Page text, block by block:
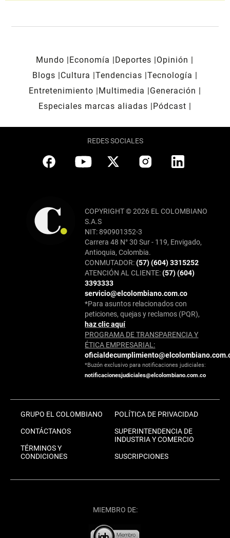
Mundo Economía Deportes
Opinión
Blogs
Cultura Tendencias Tecnología
Entretenimiento
Multimedia
Generación
Especiales marcas aliadas
Pódcast
REDES SOCIALES
COPYRIGHT © 2026 EL COLOMBIANO
S.A.S
NIT: 890901352-3
Carrera 48 N° 30 Sur - 119, Envigado,
Antioquia, Colombia.
CONMUTADOR:(57) (604) 3315252
ATENCIÓN AL CLIENTE:(57) (604)
3393333
servicio@elcolombiano.com.co
*Para asuntos relacionados con
peticiones, quejas y reclamos (PQR),
haz clic aquí
PROGRAMA DE TRANSPARENCIA Y
ÉTICA EMPRESARIAL:
*Buzón exclusivo para notificaciones judiciales:
notificacionesjudiciales@elcolombiano.com.co
GRUPO EL COLOMBIANO
CONTÁCTANOS
TÉRMINOS Y
CONDICIONES
POLÍTICA DE PRIVACIDAD
SUPERINTENDENCIA DE
INDUSTRIA Y COMERCIO
SUSCRIPCIONES
MIEMBRO DE: